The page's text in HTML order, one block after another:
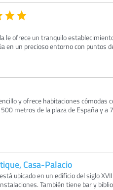
le ofrece un tranquilo
en un precioso entorno con puntos
y ofrece habitaciones cómodas
metros de la plaza de España y a
Casa-Palacio
ubicado en un edificio del siglo
También tiene bar y